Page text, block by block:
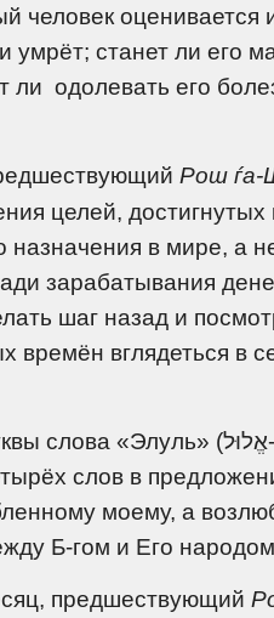
человек оценивается
умрёт; станет ли его
ли одолевать его
Рош ѓа-
целей,
назначения в мире, а
зарабатывания
шаг назад и
времён вглядеться в
Четыре еврейских буквы слова «Элуль» (אֱלוּל‏-
слов в
моему, а
Б-гом и Его
предшествующий